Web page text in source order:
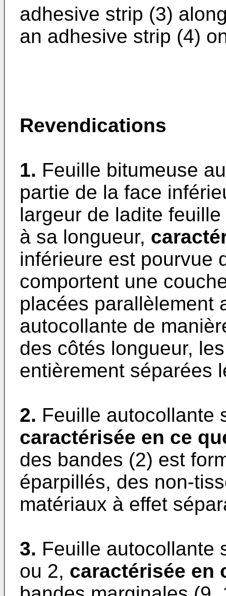
adhesive strip (3)
an adhesive strip (4)
Revendications
1. Feuille bitumeuse
partie de la face
largeur de ladite
à sa longueur,
inférieure est pourvue
comportent une
placées parallèlement
autocollante de
des côtés longueur,
entièrement séparées
2. Feuille autocollante
caractérisée en ce
des bandes (2) est
éparpillés, des non-
matériaux à effet
3. Feuille autocollante
ou 2, caractérisée en